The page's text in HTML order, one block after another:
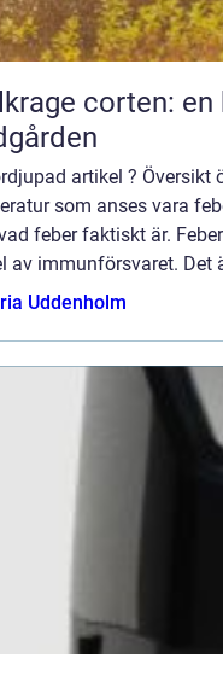
corten:
artikel ? Översikt
som anses vara
feber faktiskt är.
av immunförsvaret. Det
Uddenholm